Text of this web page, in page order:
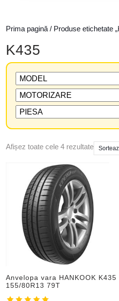
Prima pagină / Produse etichetate
K435
Afișez toate cele 4 rezultate
Anvelopa vara HANKOOK K435
155/80R13 79T